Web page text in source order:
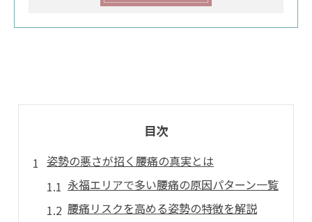
目次
姿勢の悪さが招く腰痛の真実とは
永福エリアで多い腰痛の原因パターン一覧
腰痛リスクを高める姿勢の特徴を解説